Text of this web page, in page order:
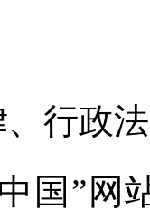
、行政
国”网